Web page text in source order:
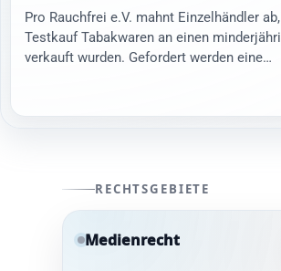
Pro Rauchfrei e.V. mahnt Einzelhändler
Testkauf Tabakwaren an einen
verkauft wurden. Gefordert werden eine…
RECHTSGEBIETE
Medienrecht